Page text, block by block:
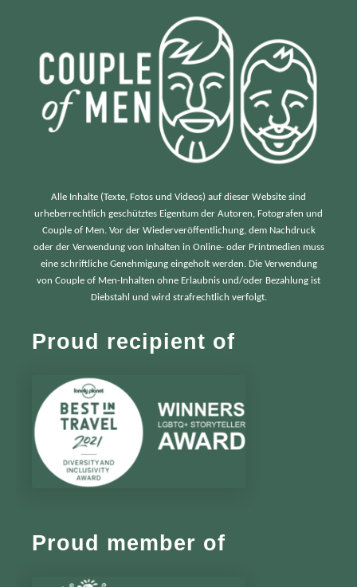
Alle Inhalte (Texte, Fotos und Videos) auf dieser Website sind
urheberrechtlich geschütztes Eigentum der Autoren, Fotografen und
Couple of Men. Vor der Wiederveröffentlichung, dem Nachdruck
oder der Verwendung von Inhalten in Online- oder Printmedien muss
eine schriftliche Genehmigung eingeholt werden. Die Verwendung
von Couple of Men-Inhalten ohne Erlaubnis und/oder Bezahlung ist
Diebstahl und wird strafrechtlich verfolgt.
Proud recipient of
Proud member of